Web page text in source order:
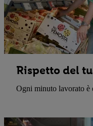
Rispetto del
Ogni minuto lavorato è